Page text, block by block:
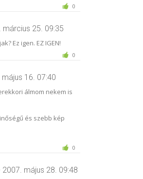
0
március 25. 09:35
Ez igen. EZ IGEN!
0
16. 07:40
álmom nekem is
és szebb kép
0
2007. május 28. 09:48